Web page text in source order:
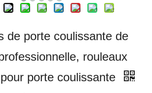
de porte coulissante de
rouleaux
porte coulissante